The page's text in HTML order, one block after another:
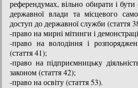
референдумах, вільно обирати і
державної влади та місцевого
доступ до державної служби (стаття
-право на мирні мітинги і
-право на володіння і
(стаття 41);
-право на підприємницьку
законом (стаття 42);
-право на освіту (стаття 53).